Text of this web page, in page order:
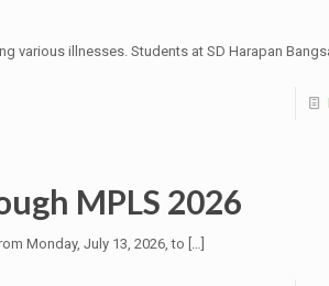
various illnesses. Students at SD Harapan
MPLS 2026
Monday, July 13, 2026, to […]